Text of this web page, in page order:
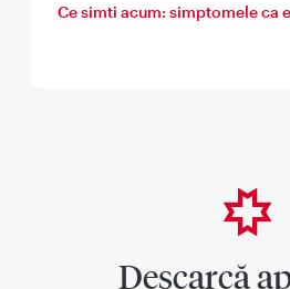
Ce simti acum: simptomele ca
Descarcă